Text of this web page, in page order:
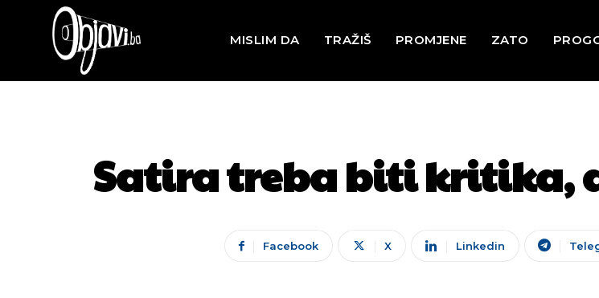
MISLIM DA TRAŽIŠ PROMJENE ZATO
Satira treba biti kritika,
Facebook X Linkedin